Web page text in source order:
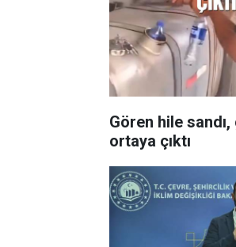
Gören hile
ortaya çıktı